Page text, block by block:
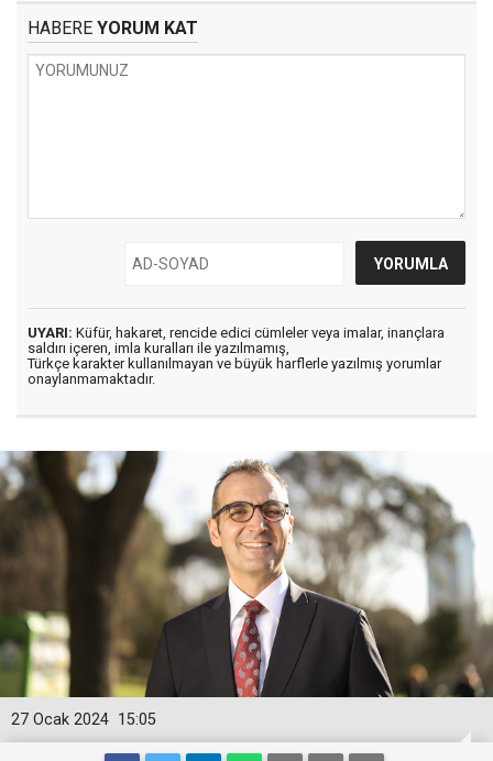
HABERE YORUM KAT
UYARI: Küfür, hakaret, rencide edici cümleler veya imalar, inançlara
saldırı içeren, imla kuralları ile yazılmamış,
Türkçe karakter kullanılmayan ve büyük harflerle yazılmış yorumlar
onaylanmamaktadır.
15:05
27 Ocak 2024